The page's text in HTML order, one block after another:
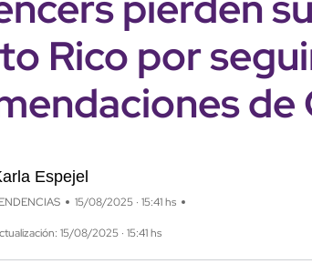
Rico por
de
Espejel
15/08/2025 · 15:41 hs
15/08/2025 · 15:41 hs